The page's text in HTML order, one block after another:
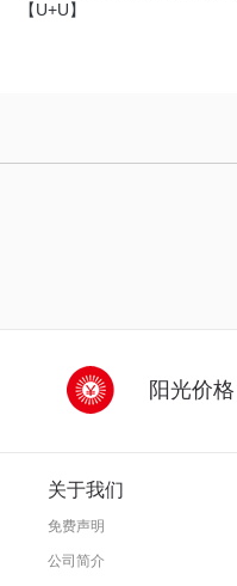
【U+U】
阳光价格
关于我们
免费声明
公司简介